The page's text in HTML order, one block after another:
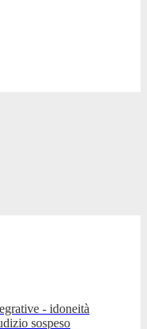
- idoneità
sospeso